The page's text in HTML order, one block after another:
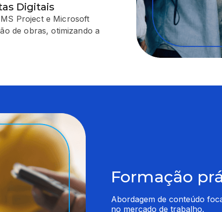
Digitais
Project e Microsoft
de obras, otimizando a
Formação
Abordagem de conteúdo
no mercado de trabalho.